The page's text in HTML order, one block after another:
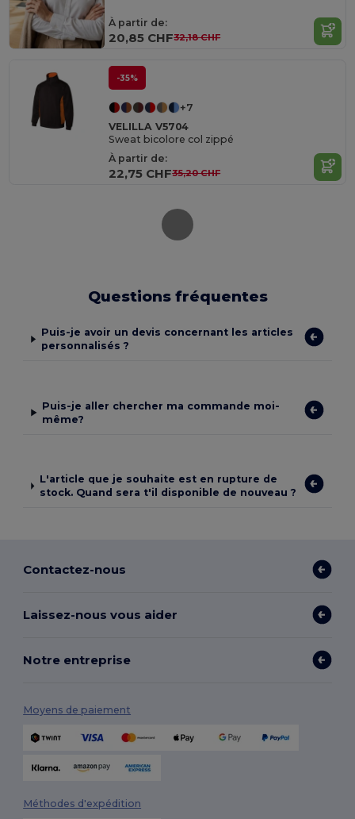
À partir de:
20,85 CHF32,18 CHF
-35%
+7
VELILLA V5704
Sweat bicolore col zippé
À partir de:
22,75 CHF35,20 CHF
Questions fréquentes
Puis-je avoir un devis concernant les articles
personnalisés ?
Puis-je aller chercher ma commande moi-
même?
L'article que je souhaite est en rupture de
stock. Quand sera t'il disponible de nouveau ?
Contactez-nous
Laissez-nous vous aider
Notre entreprise
Moyens de paiement
Méthodes d'expédition